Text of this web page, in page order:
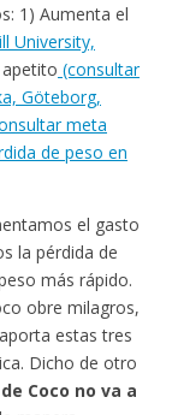
1) Aumenta el
University,
apetito (consultar
Göteborg,
meta
de peso en
el gasto
la pérdida de
más rápido.
obre milagros,
estas tres
Dicho de otro
Coco no va a